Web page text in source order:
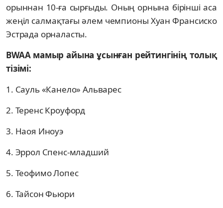
орыннан 10-ға сырғыды. Оның орнына бірінші аса
жеңіл салмақтағы әлем чемпионы Хуан Франсиско
Эстрада орналасты.
BWAA мамыр айына ұсынған рейтингінің толық
тізімі:
1. Сауль «Канело» Альварес
2. Теренс Кроуфорд
3. Наоя Иноуэ
4. Эррол Спенс-младший
5. Теофимо Лопес
6. Тайсон Фьюри